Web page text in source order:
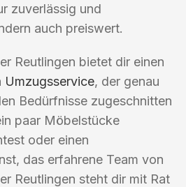
zuverlässig und
auch preiswert.
Reutlingen bietet dir einen
Umzugsservice, der genau
Bedürfnisse zugeschnitten
paar Möbelstücke
oder einen
das erfahrene Team von
Reutlingen steht dir mit Rat